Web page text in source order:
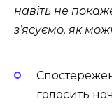
навіть не
з’ясуємо, як
голосить